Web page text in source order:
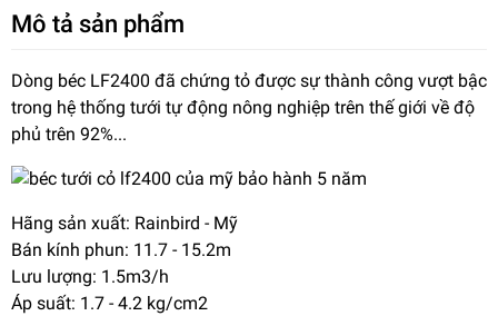
Mô tả sản phẩm
Dòng béc LF2400 đã chứng tỏ được sự thành công vượt bậc
trong hệ thống tưới tự động nông nghiệp trên thế giới về độ
phủ trên 92%...
Hãng sản xuất: Rainbird - Mỹ
Bán kính phun: 11.7 - 15.2m
Lưu lượng: 1.5m3/h
Áp suất: 1.7 - 4.2 kg/cm2